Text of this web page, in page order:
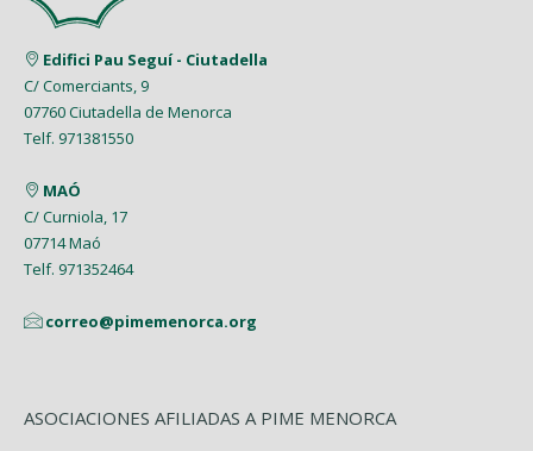
Edifici Pau Seguí - Ciutadella
C/ Comerciants, 9
07760 Ciutadella de Menorca
Telf. 971381550
MAÓ
C/ Curniola, 17
07714 Maó
Telf. 971352464
correo@pimemenorca.org
ASOCIACIONES AFILIADAS A PIME MENORCA